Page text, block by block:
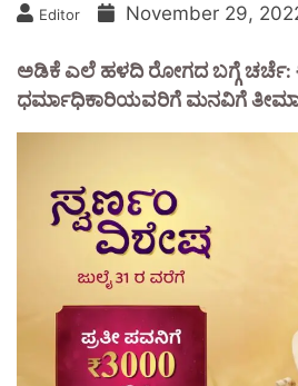
Editor November 29,
ಅಡಿಕೆ ಎಲೆ ಹಳದಿ ರೋಗದ ಬಗ್ಗೆ ಚರ್ಚೆ:
ಧರ್ಮಾಧಿಕಾರಿಯವರಿಗೆ ಮನವಿಗೆ